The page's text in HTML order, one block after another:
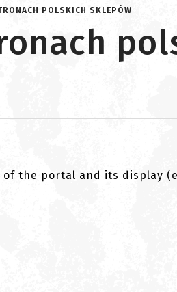
POLSKICH SKLEPÓW
the portal and its display